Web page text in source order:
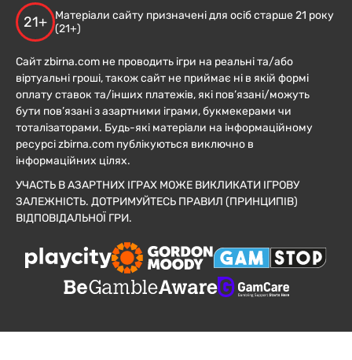
21+
Матеріали сайту призначені для осіб старше 21 року
(21+)
Сайт zbirna.com не проводить ігри на реальні та/або
віртуальні гроші, також сайт не приймає ні в якій формі
оплату ставок та/інших платежів, які пов’язані/можуть
бути пов’язані з азартними іграми, букмекерами чи
тоталізаторами. Будь-які матеріали на інформаційному
ресурсі zbirna.com публікуються виключно в
інформаційних цілях.
УЧАСТЬ В АЗАРТНИХ ІГРАХ МОЖЕ ВИКЛИКАТИ ІГРОВУ
ЗАЛЕЖНІСТЬ. ДОТРИМУЙТЕСЬ ПРАВИЛ (ПРИНЦИПІВ)
ВІДПОВІДАЛЬНОЇ ГРИ.